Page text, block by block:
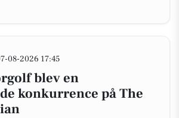
08-2026 17:45
blev en
konkurrence på The